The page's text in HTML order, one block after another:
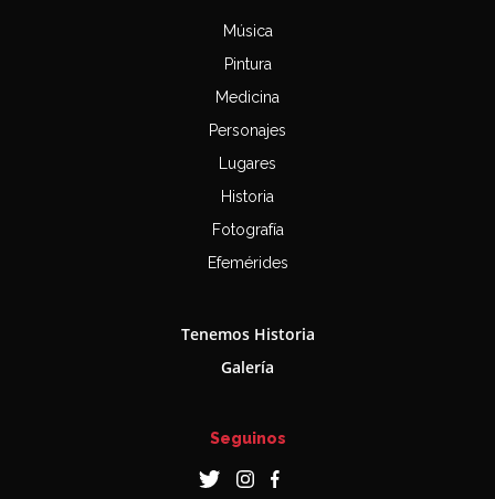
Música
Pintura
Medicina
Personajes
Lugares
Historia
Fotografía
Efemérides
Tenemos Historia
Galería
Seguinos